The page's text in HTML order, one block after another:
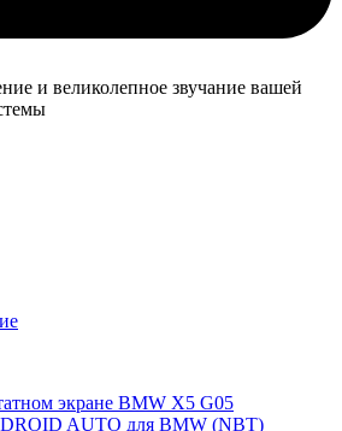
и великолепное звучание вашей
экране BMW X5 G05
AUTO для BMW (NBT)